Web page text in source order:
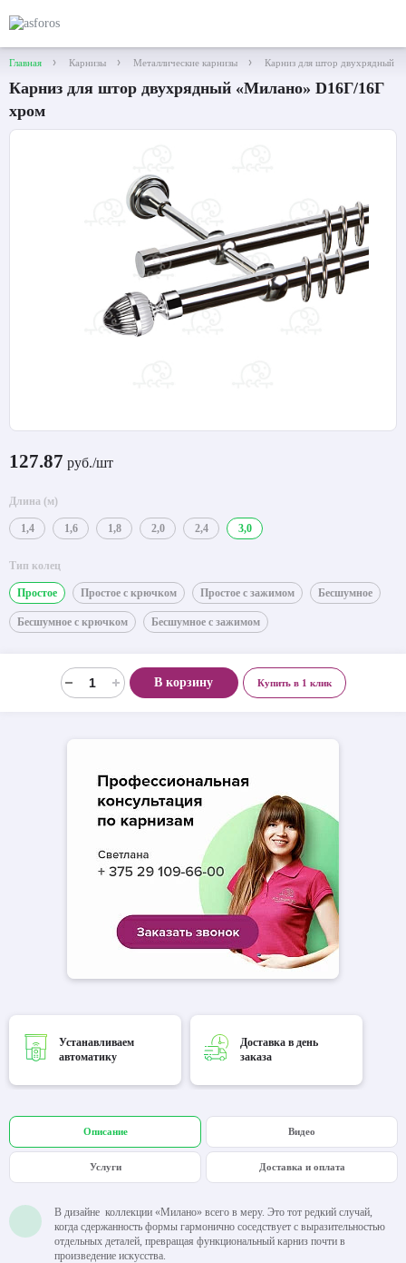
Главная Карнизы Металлические карнизы Карниз для штор двухрядный
Карниз для штор двухрядный «Милано» D16Г/16Г
хром
127.87 руб./шт
Длина (м)
1,4 1,6 1,8 2,0 2,4 3,0
Тип колец
Простое Простое с крючком Простое с зажимом Бесшумное
Бесшумное с крючком Бесшумное с зажимом
В корзину Купить в 1 клик
Устанавливаем
автоматику
Доставка в день
заказа
Описание Видео
Услуги Доставка и оплата
В дизайне коллекции «Милано» всего в меру. Это тот редкий случай,
когда сдержанность формы гармонично соседствует с выразительностью
отдельных деталей, превращая функциональный карниз почти в
произведение искусства.